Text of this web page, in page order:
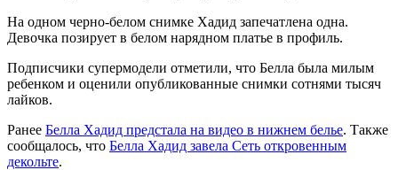
На одном черно-белом снимке Хадид запечатлена одна.
Девочка позирует в белом нарядном платье в профиль.
Подписчики супермодели отметили, что Белла была милым
ребенком и оценили опубликованные снимки сотнями тысяч
лайков.
Ранее Белла Хадид предстала на видео в нижнем белье. Также
сообщалось, что Белла Хадид завела Сеть откровенным
декольте.